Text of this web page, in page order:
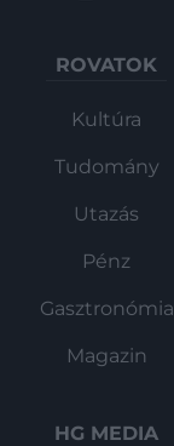
ROVATOK
Kultúra
Tudomány
Utazás
Pénz
Gasztronómia
Magazin
HG MEDIA